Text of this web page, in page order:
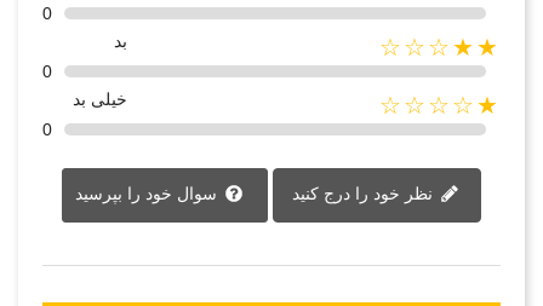
0
★★☆☆☆
بد
0
★☆☆☆☆
خیلی بد
0
سوال خود را بپرسید